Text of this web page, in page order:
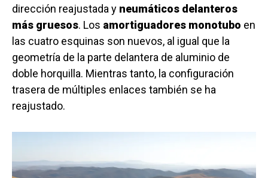
dirección reajustada y neumáticos delanteros
más gruesos. Los amortiguadores monotubo en
las cuatro esquinas son nuevos, al igual que la
geometría de la parte delantera de aluminio de
doble horquilla. Mientras tanto, la configuración
trasera de múltiples enlaces también se ha
reajustado.